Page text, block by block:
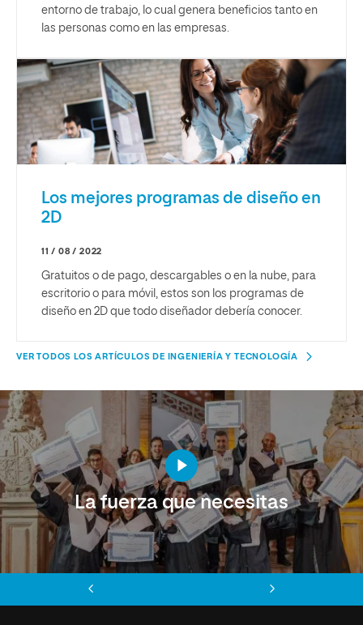
entorno de trabajo, lo cual genera beneficios tanto en
las personas como en las empresas.
Los mejores programas de diseño en
2D
11 / 08 / 2022
Gratuitos o de pago, descargables o en la nube, para
escritorio o para móvil, estos son los programas de
diseño en 2D que todo diseñador debería conocer.
VER TODOS LOS ARTÍCULOS DE INGENIERÍA Y TECNOLOGÍA
La fuerza que necesitas